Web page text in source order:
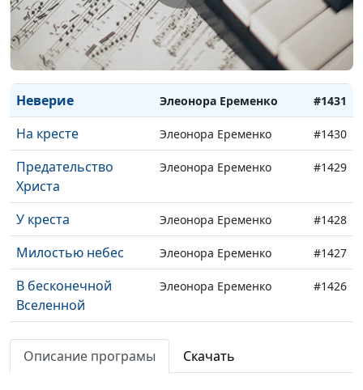
К счастью беги Группа "Grace"
Аллилуйя Группа "Grace" #1432
Неверие Элеонора Еременко #1431
На кресте Элеонора Еременко #1430
Предательство
Христа
Элеонора Еременко #1429
У креста Элеонора Еременко #1428
Милостью небес Элеонора Еременко #1427
В бесконечной
Вселенной
Элеонора Еременко #1426
Ты дал мне жизнь Элеонора Еременко
Элеонора Еременко #1424
Описание програмы Скачать